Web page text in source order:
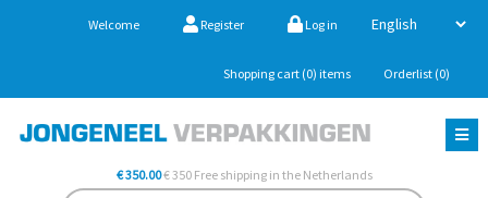
Welcome Register Log in
Shopping cart (0) items Orderlist (0)
€ 350.00€ 350 Free shipping in the Netherlands